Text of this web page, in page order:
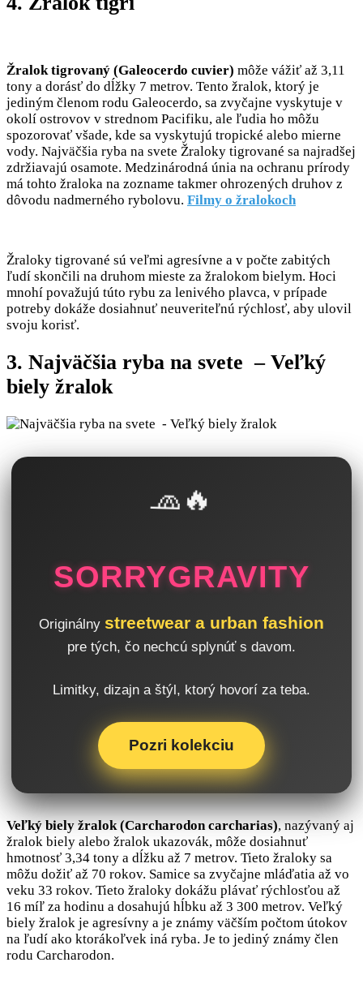
Žralok tigrovaný (Galeocerdo cuvier) môže vážiť až 3,11
tony a dorásť do dĺžky 7 metrov. Tento žralok, ktorý je
jediným členom rodu Galeocerdo, sa zvyčajne vyskytuje v
okolí ostrovov v strednom Pacifiku, ale ľudia ho môžu
spozorovať všade, kde sa vyskytujú tropické alebo mierne
vody. Najväčšia ryba na svete Žraloky tigrované sa najradšej
zdržiavajú osamote. Medzinárodná únia na ochranu prírody
má tohto žraloka na zozname takmer ohrozených druhov z
dôvodu nadmerného rybolovu. Filmy o žralokoch
Žraloky tigrované sú veľmi agresívne a v počte zabitých
ľudí skončili na druhom mieste za žralokom bielym. Hoci
mnohí považujú túto rybu za lenivého plavca, v prípade
potreby dokáže dosiahnuť neuveriteľnú rýchlosť, aby ulovil
svoju korisť.
3. Najväčšia ryba na svete – Veľký
biely žralok
🧢🔥
SORRYGRAVITY
Originálny streetwear a urban fashion
pre tých, čo nechcú splynúť s davom.
Limitky, dizajn a štýl, ktorý hovorí za teba.
Pozri kolekciu
Veľký biely žralok (Carcharodon carcharias), nazývaný aj
žralok biely alebo žralok ukazovák, môže dosiahnuť
hmotnosť 3,34 tony a dĺžku až 7 metrov. Tieto žraloky sa
môžu dožiť až 70 rokov. Samice sa zvyčajne mláďatia až vo
veku 33 rokov. Tieto žraloky dokážu plávať rýchlosťou až
16 míľ za hodinu a dosahujú hĺbku až 3 300 metrov. Veľký
biely žralok je agresívny a je známy väčším počtom útokov
na ľudí ako ktorákoľvek iná ryba. Je to jediný známy člen
rodu Carcharodon.